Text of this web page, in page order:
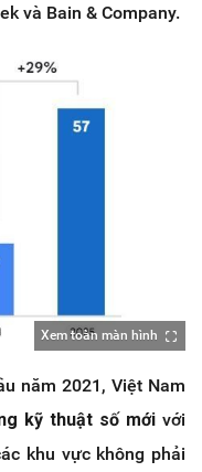
và Bain & Company.
Xem toàn màn hình
năm 2021, Việt Nam
kỹ thuật số mới với
khu vực không phải